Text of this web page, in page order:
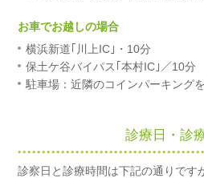
お車でお越しの場合
横浜新道｢川上IC｣・10分
保土ケ谷バイパス｢本村IC｣／10分
駐車場：近隣のコインパーキング
診療日・診
診察日と診療時間は下記の通りです